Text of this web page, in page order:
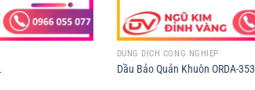
DUNG DỊCH CÔNG NGHIỆP
Dầu Bảo Quản Khuôn ORDA-353